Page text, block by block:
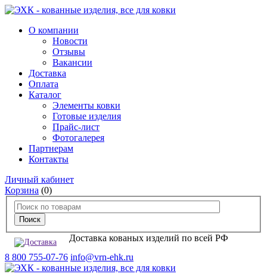
О компании
Новости
Отзывы
Вакансии
Доставка
Оплата
Каталог
Элементы ковки
Готовые изделия
Прайс-лист
Фотогалерея
Партнерам
Контакты
Личный кабинет
Корзина (0)
Доставка кованых изделий по всей РФ
8 800 755-07-76 info@vrn-ehk.ru